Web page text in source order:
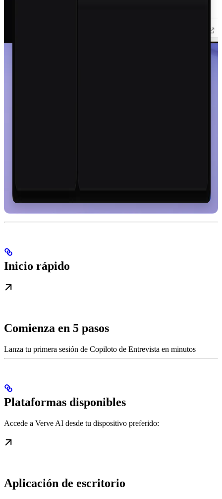
Inicio rápido
Comienza en 5 pasos
Lanza tu primera sesión de Copiloto de Entrevista en minutos
Plataformas disponibles
Accede a Verve AI desde tu dispositivo preferido:
Aplicación de escritorio